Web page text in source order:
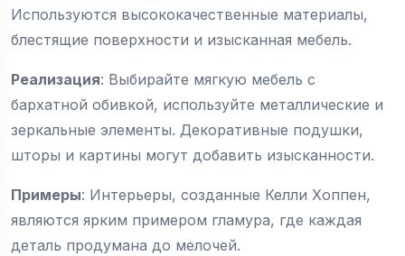
Используются высококачественные материалы,
блестящие поверхности и изысканная мебель.
Реализация: Выбирайте мягкую мебель с
бархатной обивкой, используйте металлические и
зеркальные элементы. Декоративные подушки,
шторы и картины могут добавить изысканности.
Примеры: Интерьеры, созданные Келли Хоппен,
являются ярким примером гламура, где каждая
деталь продумана до мелочей.